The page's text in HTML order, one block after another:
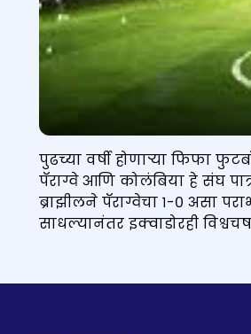
पुढच्या वर्षी होणाऱ्या फिफा
पॅराग्वे आणि कोलंबिया हे संघ
ब्राझीलने पॅराग्वेचा १-० असा
साधल्यानंतर इक्वाडोरही